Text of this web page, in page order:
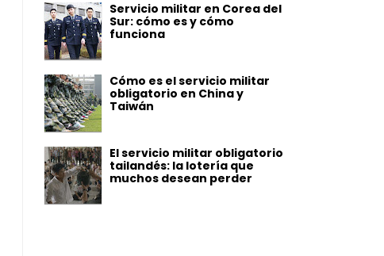
Servicio militar en Corea del
Sur: cómo es y cómo
funciona
Cómo es el servicio militar
obligatorio en China y
Taiwán
El servicio militar obligatorio
tailandés: la lotería que
muchos desean perder